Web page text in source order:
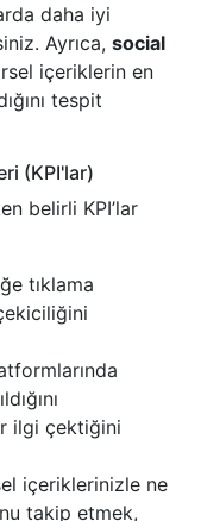
daha iyi
Ayrıca, social
içeriklerin en
tespit
(KPI'lar)
belirli KPI’lar
tıklama
ilgi çektiğini
içeriklerinizle ne
takip etmek,